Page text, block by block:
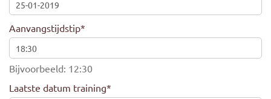
Aanvangstijdstip*
Bijvoorbeeld: 12:30
Laatste datum training*